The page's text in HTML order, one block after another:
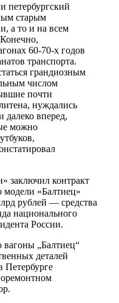
петербургский
старым
а то и на всем
60-70-х годов
транспорта.
грандиозным
числом
почти
нуждались
далеко вперед,
можно
заключил контракт
модели «Балтиец»
рублей — средства
национального
России.
вагоны „Балтиец“
деталей
Петербурге